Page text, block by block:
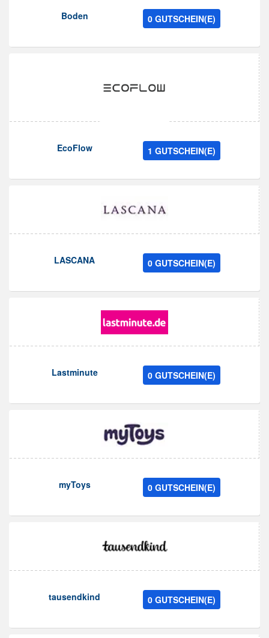
Boden 0 GUTSCHEIN(E)
EcoFlow 1 GUTSCHEIN(E)
LASCANA 0 GUTSCHEIN(E)
Lastminute 0 GUTSCHEIN(E)
myToys 0 GUTSCHEIN(E)
tausendkind 0 GUTSCHEIN(E)